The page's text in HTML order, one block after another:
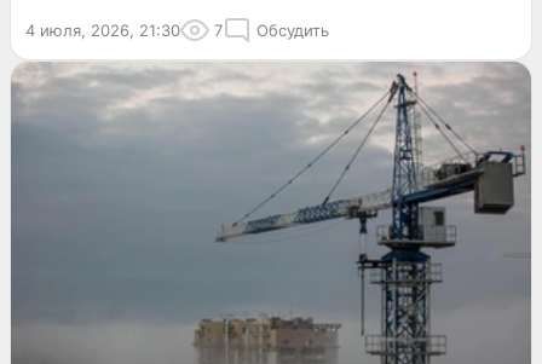
4 июля, 2026, 21:30 7 Обсудить